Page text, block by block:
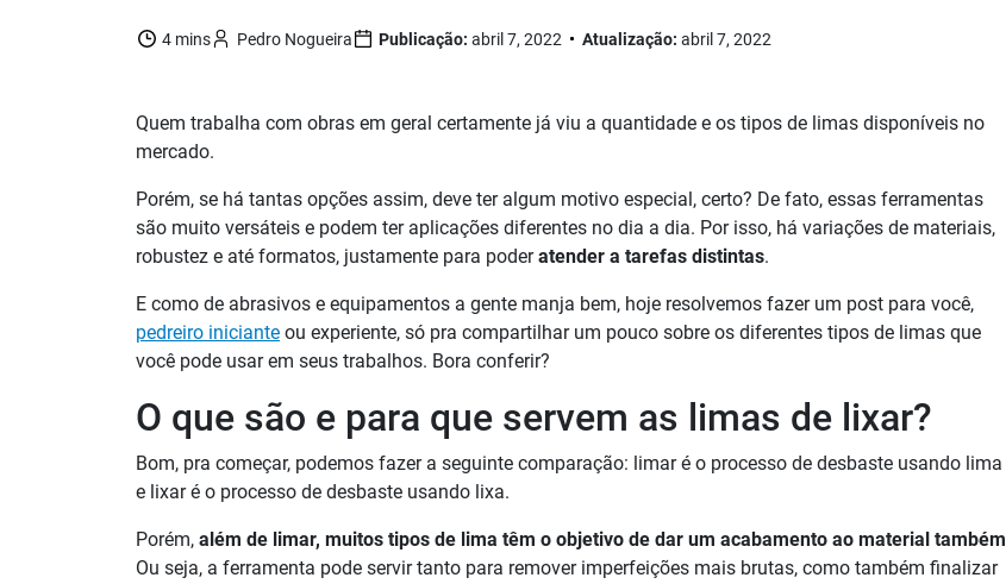
4 mins Pedro Nogueira Publicação: abril 7, 2022 Atualização: abril 7, 2022
Quem trabalha com obras em geral certamente já viu a quantidade e os tipos de limas disponíveis no
mercado.
Porém, se há tantas opções assim, deve ter algum motivo especial, certo? De fato, essas ferramentas
são muito versáteis e podem ter aplicações diferentes no dia a dia. Por isso, há variações de materiais,
robustez e até formatos, justamente para poderatender a tarefas distintas.
E como de abrasivos e equipamentos a gente manja bem, hoje resolvemos fazer um post para você,
pedreiro iniciante ou experiente, só pra compartilhar um pouco sobre os diferentes tipos de limas que
você pode usar em seus trabalhos. Bora conferir?
O que são e para que servem as limas de lixar?
Bom, pra começar, podemos fazer a seguinte comparação: l imar é o processo de desbaste usando lima
e lixar é o processo de desbaste usando lixa.
Porém, além de limar, muitos tipos de lima têm o objetivo de dar um acabamento ao material também
Ou seja, a ferramenta pode servir tanto para remover imperfeições mais brutas, como também finalizar